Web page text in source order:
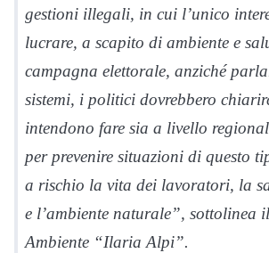
gestioni illegali, in cui l’unico
lucrare, a scapito di ambiente e
campagna elettorale, anziché
sistemi, i politici dovrebbero
intendono fare sia a livello
per prevenire situazioni di questo
a rischio la vita dei lavoratori, la
e l’ambiente naturale”, sottolinea
Ambiente “Ilaria Alpi”.